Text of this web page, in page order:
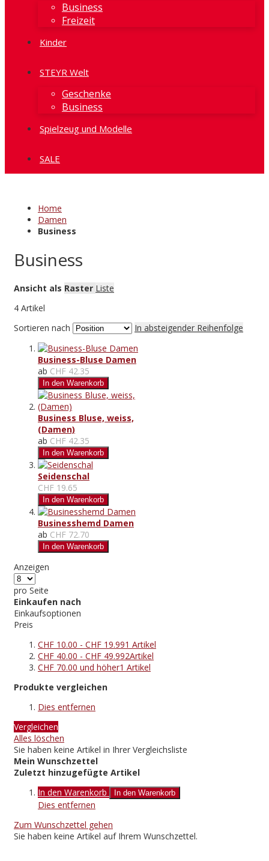
Business
Freizeit
Kinder
STEYR Welt
Geschenke
Business
Spielzeug und Modelle
SALE
Home
Damen
Business
Business
Ansicht als Raster Liste
4 Artikel
Sortieren nach
In absteigender Reihenfolge
Business-Bluse Damen
ab CHF 42.35
In den Warenkorb
Business Bluse, weiss,
(Damen)
ab CHF 42.35
In den Warenkorb
Seidenschal
CHF 19.65
In den Warenkorb
Businesshemd Damen
ab CHF 72.70
In den Warenkorb
Anzeigen
pro Seite
Einkaufen nach
Einkaufsoptionen
Preis
CHF 10.00 - CHF 19.991 Artikel
CHF 40.00 - CHF 49.992Artikel
CHF 70.00 und höher1 Artikel
Produkte vergleichen
Dies entfernen
Vergleichen
Alles löschen
Sie haben keine Artikel in Ihrer Vergleichsliste
Mein Wunschzettel
Zuletzt hinzugefügte Artikel
In den Warenkorb
In den Warenkorb
Dies entfernen
Zum Wunschzettel gehen
Sie haben keine Artikel auf Ihrem Wunschzettel.